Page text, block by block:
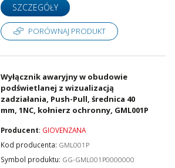
SZCZEGÓŁY
PORÓWNAJ PRODUKT
Wyłącznik awaryjny w obudowie
podświetlanej z wizualizacją
zadziałania, Push-Pull, średnica 40
mm, 1NC, kołnierz ochronny, GML001P
Producent: GIOVENZANA
Kod producenta: GML001P
Symbol produktu: GG-GML001P0000000